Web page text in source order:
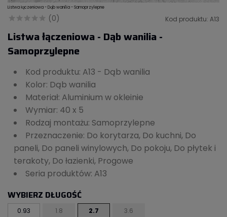
Listwa łączeniowa - Dąb wanilia - Samoprzylepne
(0) Kod produktu: A13
Listwa łączeniowa - Dąb wanilia -
Samoprzylepne
Kod produktu: A13 - Dąb wanilia
Kolor: Dąb wanilia
Materiał: Aluminium w okleinie
Wymiar: 40 x 5
Rodzaj montażu: Samoprzylepne
Przeznaczenie: Do korytarza, Do kuchni, Do
paneli, Do paneli winylowych, Do pokoju, Do płytek i
terakoty, Do łazienki, Progowe
Seria produktów: A13
WYBIERZ DŁUGOŚĆ
0.93 1.8 2.7 3.6